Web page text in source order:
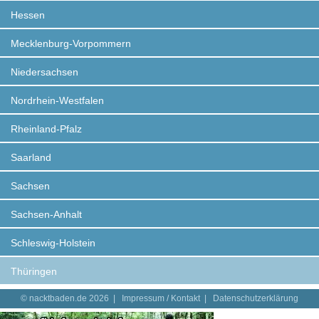
Hessen
Mecklenburg-Vorpommern
Niedersachsen
Nordrhein-Westfalen
Rheinland-Pfalz
Saarland
Sachsen
Sachsen-Anhalt
Schleswig-Holstein
Thüringen
© nacktbaden.de 2026 | Impressum / Kontakt| Datenschutzerklärung